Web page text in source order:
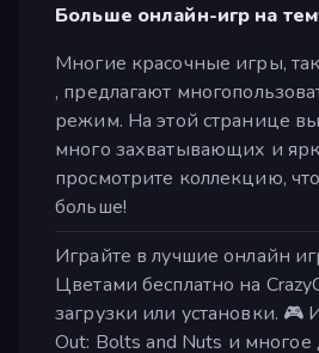
Больше онлайн-игр на
Многие красочные игры,
, предлагают
режим. На этой странице
много захватывающих и
просмотрите коллекцию,
больше!
Играйте в лучшие онлайн
Цветами бесплатно на
загрузки или установки. 🎮
Out: Bolts and Nuts и многое